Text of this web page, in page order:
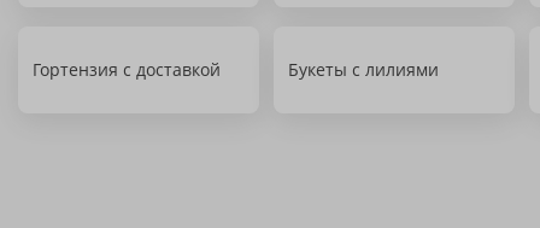
Гортензия с доставкой Букеты с лилиями